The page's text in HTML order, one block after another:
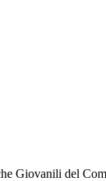
Giovanili del